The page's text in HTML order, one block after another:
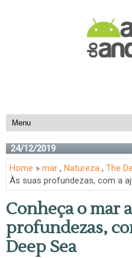
24/12/2019
Home » mar , Natureza , The
Às suas profundezas, com a
Conheça o mar
profundezas,
Deep Sea